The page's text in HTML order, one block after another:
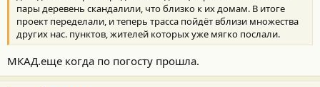
пары деревень скандалили, что близко к их домам. В итоге
проект переделали, и теперь трасса пойдёт вблизи множества
других нас. пунктов, жителей которых уже мягко послали.
МКАД.еще когда по погосту прошла.